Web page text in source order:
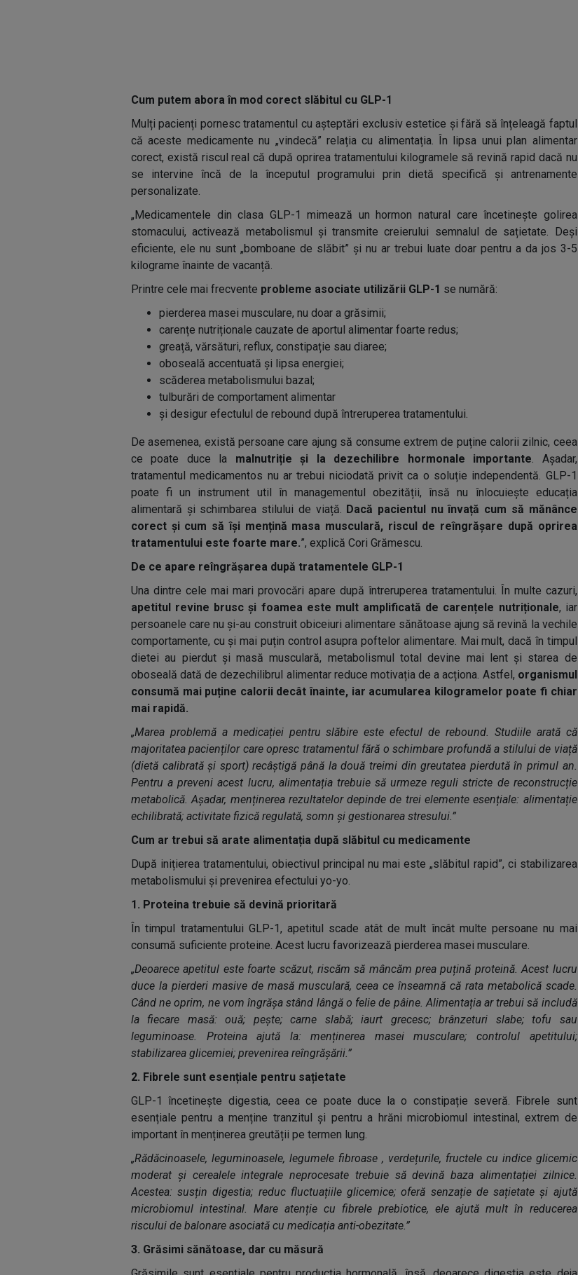
Cum putem abora în mod corect slăbitul cu GLP-1
Mulți pacienți pornesc tratamentul cu așteptări exclusiv estetice și fără să înțeleagă faptul
că aceste medicamente nu „vindecă” relația cu alimentația. În lipsa unui plan alimentar
corect, există riscul real că după oprirea tratamentului kilogramele să revină rapid dacă nu
se intervine încă de la începutul programului prin dietă specifică și antrenamente
personalizate.
„Medicamentele din clasa GLP-1 mimează un hormon natural care încetinește golirea
stomacului, activează metabolismul și transmite creierului semnalul de sațietate. Deși
eficiente, ele nu sunt „bomboane de slăbit” și nu ar trebui luate doar pentru a da jos 3-5
kilograme înainte de vacanță.
Printre cele mai frecvente probleme asociate utilizării GLP-1 se numără:
pierderea masei musculare, nu doar a grăsimii;
carențe nutriționale cauzate de aportul alimentar foarte redus;
greață, vărsături, reflux, constipație sau diaree;
oboseală accentuată și lipsa energiei;
scăderea metabolismului bazal;
tulburări de comportament alimentar
și desigur efectulul de rebound după întreruperea tratamentului.
De asemenea, există persoane care ajung să consume extrem de puține calorii zilnic, ceea
ce poate duce la malnutriție și la dezechilibre hormonale importante. Așadar,
tratamentul medicamentos nu ar trebui niciodată privit ca o soluție independentă. GLP-1
poate fi un instrument util în managementul obezității, însă nu înlocuiește educația
alimentară și schimbarea stilului de viață. Dacă pacientul nu învață cum să mănânce
corect și cum să își mențină masa musculară, riscul de reîngrășare după oprirea
tratamentului este foarte mare.”, explică Cori Grămescu.
De ce apare reîngrășarea după tratamentele GLP-1
Una dintre cele mai mari provocări apare după întreruperea tratamentului. În multe cazuri,
apetitul revine brusc și foamea este mult amplificată de carențele nutriționale, iar
persoanele care nu și-au construit obiceiuri alimentare sănătoase ajung să revină la vechile
comportamente, cu și mai puțin control asupra poftelor alimentare. Mai mult, dacă în timpul
dietei au pierdut și masă musculară, metabolismul total devine mai lent și starea de
oboseală dată de dezechilibrul alimentar reduce motivația de a acționa. Astfel, organismul
consumă mai puține calorii decât înainte, iar acumularea kilogramelor poate fi chiar
mai rapidă.
„Marea problemă a medicației pentru slăbire este efectul de rebound. Studiile arată că
majoritatea pacienților care opresc tratamentul fără o schimbare profundă a stilului de viață
(dietă calibrată și sport) recâștigă până la două treimi din greutatea pierdută în primul an.
Pentru a preveni acest lucru, alimentația trebuie să urmeze reguli stricte de reconstrucție
metabolică. Așadar, menținerea rezultatelor depinde de trei elemente esențiale: alimentație
echilibrată; activitate fizică regulată, somn și gestionarea stresului.”
Cum ar trebui să arate alimentația după slăbitul cu medicamente
După inițierea tratamentului, obiectivul principal nu mai este „slăbitul rapid”, ci stabilizarea
metabolismului și prevenirea efectului yo-yo.
1. Proteina trebuie să devină prioritară
În timpul tratamentului GLP-1, apetitul scade atât de mult încât multe persoane nu mai
consumă suficiente proteine. Acest lucru favorizează pierderea masei musculare.
„Deoarece apetitul este foarte scăzut, riscăm să mâncăm prea puțină proteină. Acest lucru
duce la pierderi masive de masă musculară, ceea ce înseamnă că rata metabolică scade.
Când ne oprim, ne vom îngrășa stând lângă o felie de pâine. Alimentația ar trebui să includă
la fiecare masă: ouă; pește; carne slabă; iaurt grecesc; brânzeturi slabe; tofu sau
leguminoase. Proteina ajută la: menținerea masei musculare; controlul apetitului;
stabilizarea glicemiei; prevenirea reîngrășării.”
2. Fibrele sunt esențiale pentru sațietate
GLP-1 încetinește digestia, ceea ce poate duce la o constipație severă. Fibrele sunt
esențiale pentru a menține tranzitul și pentru a hrăni microbiomul intestinal, extrem de
important în menținerea greutății pe termen lung.
„Rădăcinoasele, leguminoasele, legumele fibroase , verdețurile, fructele cu indice glicemic
moderat și cerealele integrale neprocesate trebuie să devină baza alimentației zilnice.
Acestea: susțin digestia; reduc fluctuațiile glicemice; oferă senzație de sațietate și ajută
microbiomul intestinal. Mare atenție cu fibrele prebiotice, ele ajută mult în reducerea
riscului de balonare asociată cu medicația anti-obezitate.”
3. Grăsimi sănătoase, dar cu măsură